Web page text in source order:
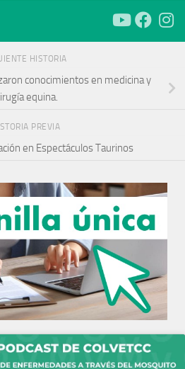
HISTORIA
conocimientos en medicina y
equina.
PREVIA
en Espectáculos Taurinos